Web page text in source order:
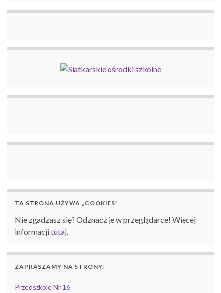
TA STRONA UŻYWA „COOKIES”
Nie zgadzasz się? Odznacz je w przeglądarce! Więcej
informacjitutaj.
ZAPRASZAMY NA STRONY:
Przedszkole Nr 16